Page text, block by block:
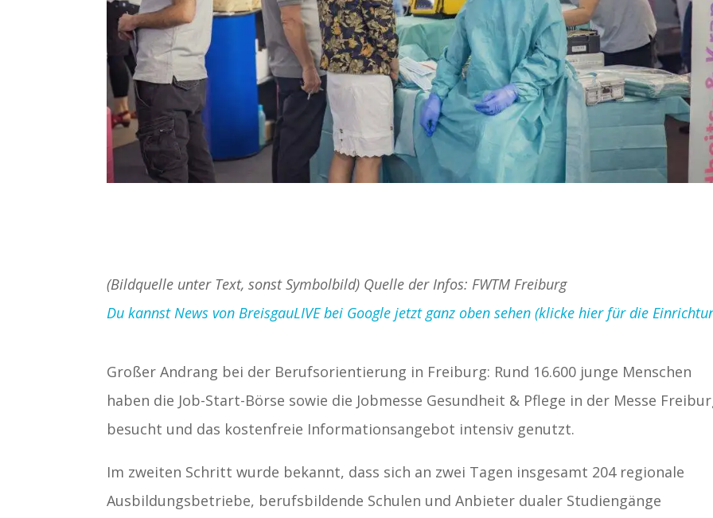
(Bildquelle unter Text, sonst Symbolbild) Quelle der Infos: FWTM Freiburg
Du kannst News von BreisgauLIVE bei Google jetzt ganz oben sehen (klicke hier für die
Großer Andrang bei der Berufsorientierung in Freiburg: Rund 16.600 junge Menschen
haben die Job-Start-Börse sowie die Jobmesse Gesundheit & Pflege in der Messe
besucht und das kostenfreie Informationsangebot intensiv genutzt.
Im zweiten Schritt wurde bekannt, dass sich an zwei Tagen insgesamt 204 regionale
Ausbildungsbetriebe, berufsbildende Schulen und Anbieter dualer Studiengänge